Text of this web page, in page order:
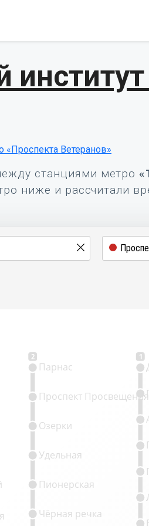
«Проспекта Ветеранов»
станциями метро
ниже и рассчитали
2 1
Чёрная речка
Пионерская
Удельная
Озерки
Проспект Просвещения
Парнас